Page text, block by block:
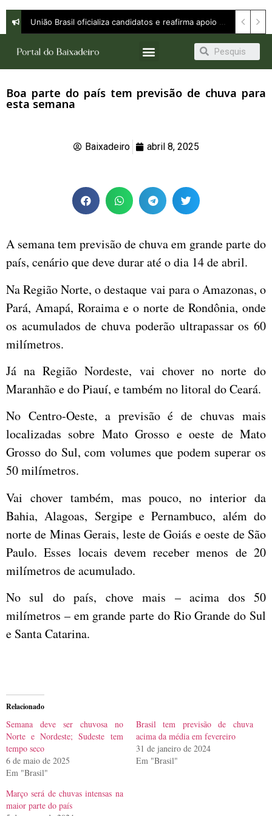
Boa parte do país tem previsão de chuva para
esta semana
Baixadeiro abril 8, 2025
A semana tem previsão de chuva em grande parte do
país, cenário que deve durar até o dia 14 de abril.
Na Região Norte, o destaque vai para o Amazonas, o
Pará, Amapá, Roraima e o norte de Rondônia, onde
os acumulados de chuva poderão ultrapassar os 60
milímetros.
Já na Região Nordeste, vai chover no norte do
Maranhão e do Piauí, e também no litoral do Ceará.
No Centro-Oeste, a previsão é de chuvas mais
localizadas sobre Mato Grosso e oeste de Mato
Grosso do Sul, com volumes que podem superar os
50 milímetros.
Vai chover também, mas pouco, no interior da
Bahia, Alagoas, Sergipe e Pernambuco, além do
norte de Minas Gerais, leste de Goiás e oeste de São
Paulo. Esses locais devem receber menos de 20
milímetros de acumulado.
No sul do país, chove mais – acima dos 50
milímetros – em grande parte do Rio Grande do Sul
e Santa Catarina.
Relacionado
Semana deve ser chuvosa no
Norte e Nordeste; Sudeste tem
tempo seco
6 de maio de 2025
Em "Brasil"
Brasil tem previsão de chuva
acima da média em fevereiro
31 de janeiro de 2024
Em "Brasil"
Março será de chuvas intensas na
maior parte do país